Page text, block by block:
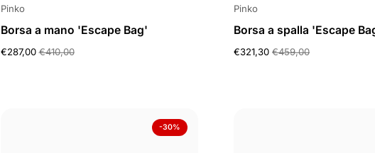
Pinko
Borsa a mano 'Escape Bag'
€287,00 €410,00
Pinko
Borsa a spalla 'Escape
€321,30 €459,00
-30%